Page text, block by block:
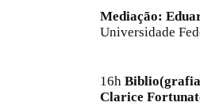
Mediação:
Universidade
16h
Clarice